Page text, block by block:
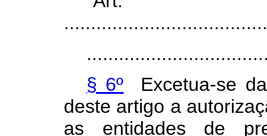
§ 6º Excetua-se
deste artigo a
as entidades de